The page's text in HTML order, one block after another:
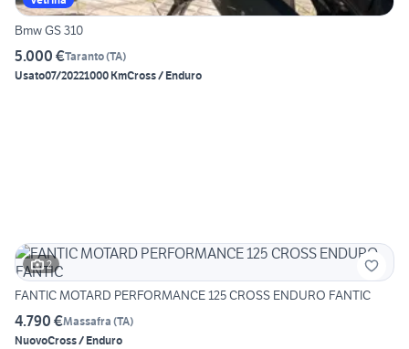
Bmw GS 310
5.000 €Taranto(TA)
Usato07/20221000 KmCross / Enduro
2
FANTIC MOTARD PERFORMANCE 125 CROSS ENDURO FANTIC
4.790 €Massafra (TA)
NuovoCross / Enduro